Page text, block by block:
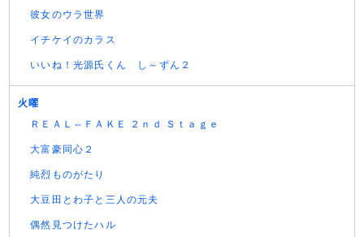
彼女のウラ世界
イチケイのカラス
いいね！光源氏くん し～ずん２
火曜
ＲＥＡＬ⇔ＦＡＫＥ ２ｎｄ Ｓｔａｇｅ
大富豪同心２
純烈ものがたり
大豆田とわ子と三人の元夫
偶然見つけたハル